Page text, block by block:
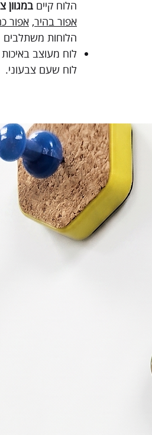
הלוח קיים במגוון
אפור בהיר, אפור
הלוחות משתלבים
לוח מעוצב
לוח שעם צבעוני.